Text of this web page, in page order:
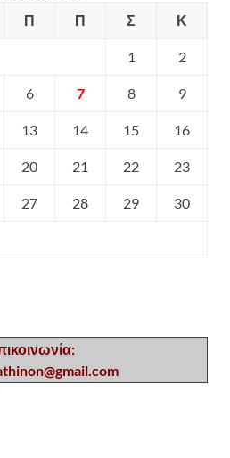
Π Π Σ Κ
1 2
6 7 8 9
13 14 15 16
20 21 22 23
27 28 29 30